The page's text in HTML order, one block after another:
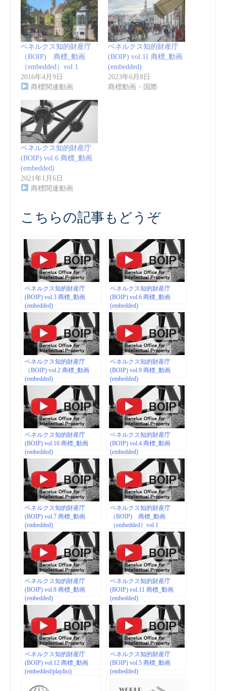
ベネルクス知的財産庁
（BOIP) 商標_動画
（embedded）vol.1
2016年4月9日
商標関連動画
ベネルクス知的財産庁
(BOIP) vol.11 商標_動画
(embedded)
2023年6月8日
商標動画・国際
ベネルクス知的財産庁
(BOIP) vol.6 商標_動画
(embedded)
2021年1月6日
商標関連動画
こちらの記事もどうぞ
ベネルクス知的財産庁
(BOIP) vol.3 商標_動画
(embedded)
ベネルクス知的財産庁
(BOIP) vol.6 商標_動画
(embedded)
ベネルクス知的財産庁
（BOIP) vol.2 商標_動画
(embedded)
ベネルクス知的財産庁
(BOIP) vol.9 商標_動画
(embedded)
ベネルクス知的財産庁
(BOIP) vol.10 商標_動画
(embedded)
ベネルクス知的財産庁
(BOIP) vol.4 商標_動画
(embedded)
ベネルクス知的財産庁
(BOIP) vol.7 商標_動画
(embedded)
ベネルクス知的財産庁
（BOIP) 商標_動画
（embedded）vol.1
ベネルクス知的財産庁
(BOIP) vol.8 商標_動画
(embedded)
ベネルクス知的財産庁
(BOIP) vol.11 商標_動画
(embedded)
ベネルクス知的財産庁
(BOIP) vol.12 商標_動画
(embedded/playlist)
ベネルクス知的財産庁
(BOIP) vol.5 商標_動画
(embedded)